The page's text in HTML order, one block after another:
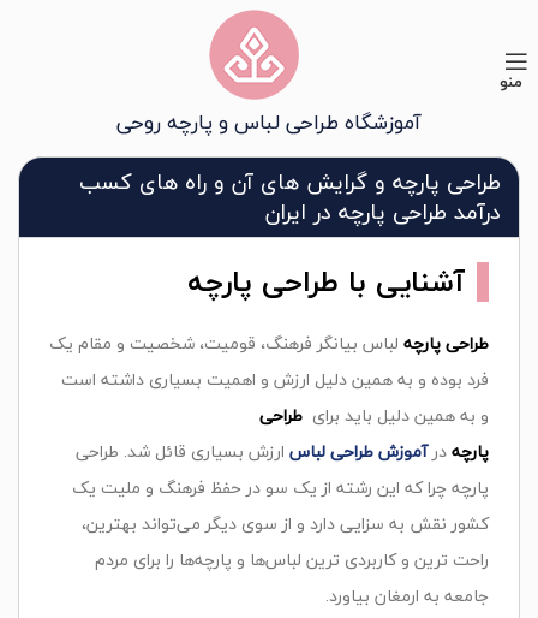
منو
آموزشگاه طراحی لباس و پارچه روحی
طراحی پارچه و گرایش های آن و راه های کسب
درآمد طراحی پارچه در ایران
آشنایی با طراحی پارچه
طراحی پارچه لباس بیانگر فرهنگ، قومیت، شخصیت و مقام یک
فرد بوده و به همین دلیل ارزش و اهمیت بسیاری داشته است
و به همین دلیل باید برای طراحی
پارچهدرآموزش طراحی لباس ارزش بسیاری قائل شد. طراحی
پارچه چرا که این رشته از یک سو در حفظ فرهنگ و ملیت یک
کشور نقش به سزایی دارد و از سوی دیگر می‌تواند بهترین،
راحت‌ ترین و کاربردی‌ ترین لباس‌ها و پارچه‌ها را برای مردم
جامعه به ارمغان بیاورد.